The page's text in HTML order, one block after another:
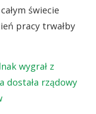
świecie
pracy trwałby
wygrał z
dostała rządowy